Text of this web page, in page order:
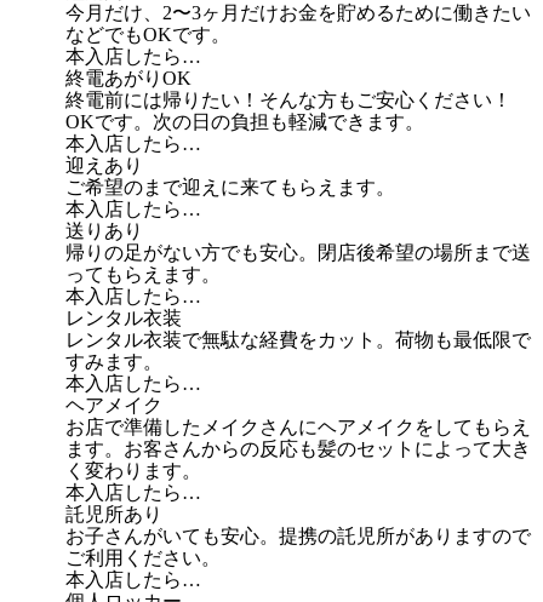
今月だけ、2〜3ヶ月だけお金を貯めるために働きたい
などでもOKです。
本入店したら…
終電あがりOK
終電前には帰りたい！そんな方もご安心ください！
OKです。次の日の負担も軽減できます。
本入店したら…
迎えあり
ご希望のまで迎えに来てもらえます。
本入店したら…
送りあり
帰りの足がない方でも安心。閉店後希望の場所まで送
ってもらえます。
本入店したら…
レンタル衣装
レンタル衣装で無駄な経費をカット。荷物も最低限で
すみます。
本入店したら…
ヘアメイク
お店で準備したメイクさんにヘアメイクをしてもらえ
ます。お客さんからの反応も髪のセットによって大き
く変わります。
本入店したら…
託児所あり
お子さんがいても安心。提携の託児所がありますので
ご利用ください。
本入店したら…